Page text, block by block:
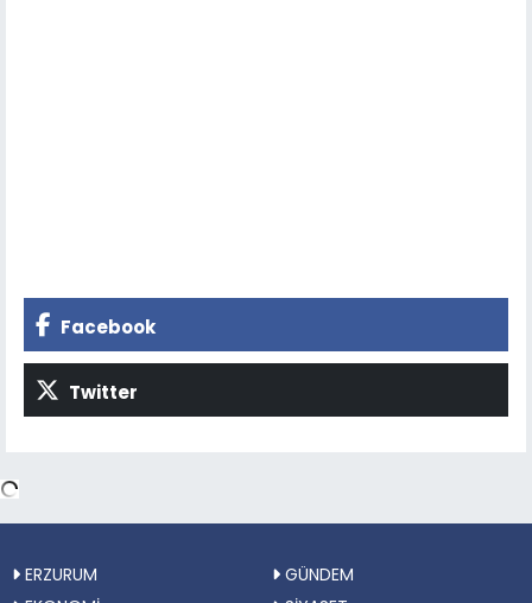
Facebook
Twitter
ERZURUM
GÜNDEM